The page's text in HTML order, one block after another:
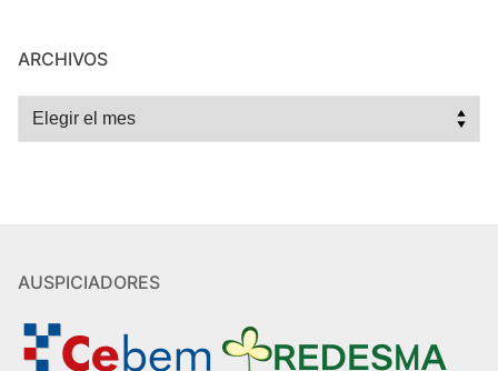
ARCHIVOS
Archivos
AUSPICIADORES